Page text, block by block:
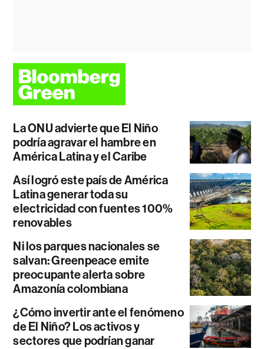
La ONU advierte que El Niño
podría agravar el hambre en
América Latina y el Caribe
Así logró este país de América
Latina generar toda su
electricidad con fuentes 100%
renovables
Ni los parques nacionales se
salvan: Greenpeace emite
preocupante alerta sobre
Amazonía colombiana
¿Cómo invertir ante el fenómeno
de El Niño? Los activos y
sectores que podrían ganar